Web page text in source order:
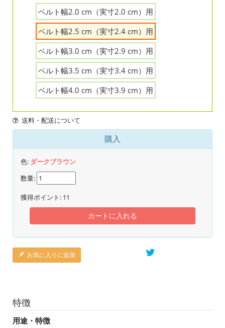
ベルト幅2.0 cm（実寸2.0 cm）用
ベルト幅2.5 cm（実寸2.4 cm）用
ベルト幅3.0 cm（実寸2.9 cm）用
ベルト幅3.5 cm（実寸3.4 cm）用
ベルト幅4.0 cm（実寸3.9 cm）用
送料・配送について
購入
色: ダークブラウン
数量:
獲得ポイント: 11
カートに入れる
お気に入りに追加
特徴
用途・特徴